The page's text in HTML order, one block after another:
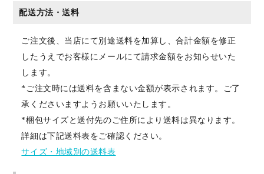
配送方法・送料
ご注文後、当店にて別途送料を加算し、合計金額を修正
したうえでお客様にメールにて請求金額をお知らせいた
します。
*ご注文時には送料を含まない金額が表示されます。ご了
承くださいますようお願いいたします。
*梱包サイズと送付先のご住所により送料は異なります。
詳細は下記送料表をご確認ください。
サイズ・地域別の送料表